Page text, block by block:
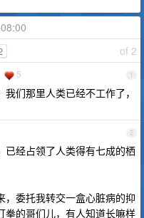
of 2
1
5
们那里人类已经不工作了，
2
已经占领了人类得有七成的栖
委托我转交一盒心脏病的抑
拳的哥们儿，有人知道长嘛样